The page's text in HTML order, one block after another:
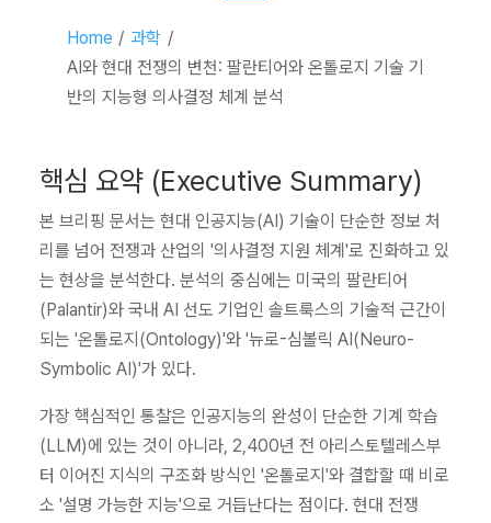
Home / 과학 /
AI와 현대 전쟁의 변천: 팔란티어와 온톨로지 기술 기
반의 지능형 의사결정 체계 분석
핵심 요약 (Executive Summary)
본 브리핑 문서는 현대 인공지능(AI) 기술이 단순한 정보 처
리를 넘어 전쟁과 산업의 '의사결정 지원 체계'로 진화하고 있
는 현상을 분석한다. 분석의 중심에는 미국의 팔란티어
(Palantir)와 국내 AI 선도 기업인 솔트룩스의 기술적 근간이
되는 '온톨로지(Ontology)'와 '뉴로-심볼릭 AI(Neuro-
Symbolic AI)'가 있다.
가장 핵심적인 통찰은 인공지능의 완성이 단순한 기계 학습
(LLM)에 있는 것이 아니라, 2,400년 전 아리스토텔레스부
터 이어진 지식의 구조화 방식인 '온톨로지'와 결합할 때 비로
소 '설명 가능한 지능'으로 거듭난다는 점이다. 현대 전쟁